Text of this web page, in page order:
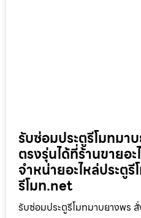
รับซ่อมประตูรีโมทมา
ตรงรุ่นได้ที่ร้านขายอ
จำหน่ายอะไหล่ประตู
รีโมท.net
รับซ่อมประตูรีโมทมาบยางพร สั่